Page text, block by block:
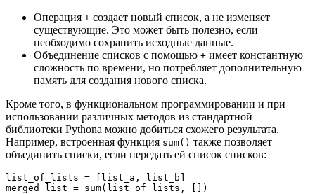
Операция + создает новый список, а не изменяет
существующие. Это может быть полезно, если
необходимо сохранить исходные данные.
Объединение списков с помощью + имеет константную
сложность по времени, но потребляет дополнительную
память для создания нового списка.
Кроме того, в функциональном программировании и при
использовании различных методов из стандартной
библиотеки Pythonа можно добиться схожего результата.
Например, встроенная функция sum() также позволяет
объединить списки, если передать ей список списков:
list_of_lists = [list_a, list_b]
merged_list = sum(list_of_lists, [])